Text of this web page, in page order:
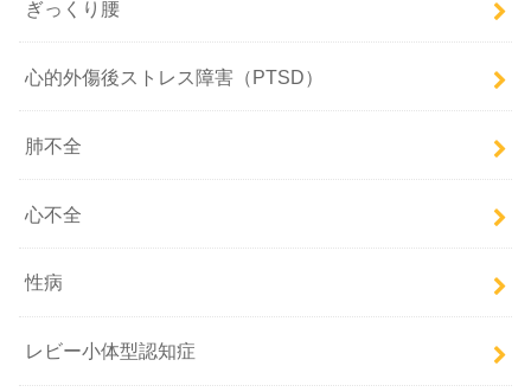
ぎっくり腰
心的外傷後ストレス障害（PTSD）
肺不全
心不全
性病
レビー小体型認知症